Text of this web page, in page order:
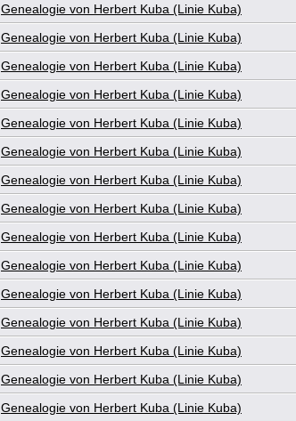
Genealogie von Herbert Kuba (Linie Kuba)
Genealogie von Herbert Kuba (Linie Kuba)
Genealogie von Herbert Kuba (Linie Kuba)
Genealogie von Herbert Kuba (Linie Kuba)
Genealogie von Herbert Kuba (Linie Kuba)
Genealogie von Herbert Kuba (Linie Kuba)
Genealogie von Herbert Kuba (Linie Kuba)
Genealogie von Herbert Kuba (Linie Kuba)
Genealogie von Herbert Kuba (Linie Kuba)
Genealogie von Herbert Kuba (Linie Kuba)
Genealogie von Herbert Kuba (Linie Kuba)
Genealogie von Herbert Kuba (Linie Kuba)
Genealogie von Herbert Kuba (Linie Kuba)
Genealogie von Herbert Kuba (Linie Kuba)
Genealogie von Herbert Kuba (Linie Kuba)